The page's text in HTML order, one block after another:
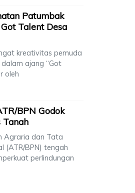
Patumbak
Talent Desa
kreativitas pemuda
ajang “Got
oleh
BPN Godok
Tanah
Agraria dan Tata
(ATR/BPN) tengah
perlindungan